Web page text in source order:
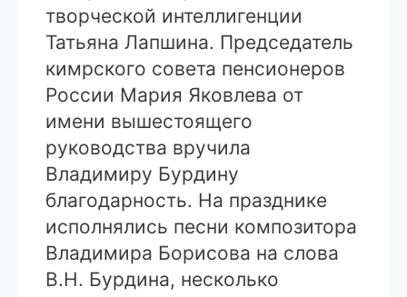
творческой интеллигенции
Татьяна Лапшина. Председатель
кимрского совета пенсионеров
России Мария Яковлева от
имени вышестоящего
руководства вручила
Владимиру Бурдину
благодарность. На празднике
исполнялись песни композитора
Владимира Борисова на слова
В.Н. Бурдина, несколько